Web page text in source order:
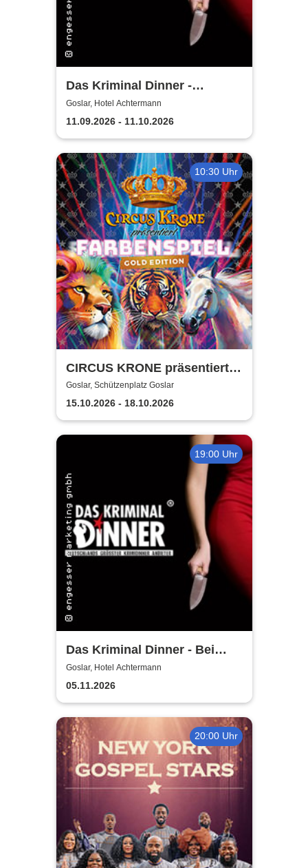
Das Kriminal Dinner -
Testament à la Carte
Goslar, Hotel Achtermann
11.09.2026 - 11.10.2026
10:30 Uhr
CIRCUS KRONE präsentiert
FARBENSPIEL - Gold Edition
| Goslar
Goslar, Schützenplatz Goslar
15.10.2026 - 18.10.2026
19:00 Uhr
Das Kriminal Dinner - Bei
Aussage: Mord!
Goslar, Hotel Achtermann
05.11.2026
20:00 Uhr